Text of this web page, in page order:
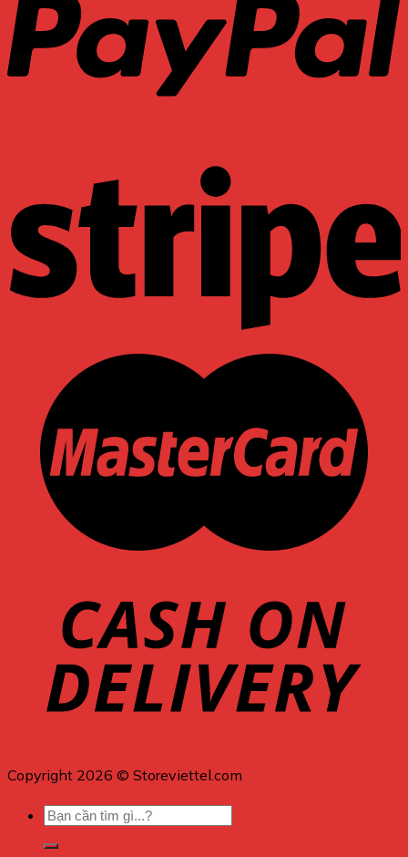
Copyright 2026 © Storeviettel.com
Tìm
kiếm: